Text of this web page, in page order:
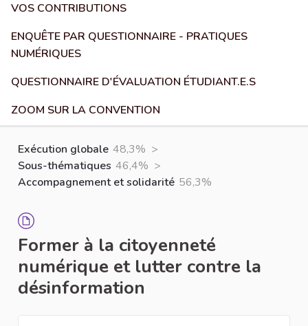
VOS CONTRIBUTIONS
ENQUÊTE PAR QUESTIONNAIRE - PRATIQUES
NUMÉRIQUES
QUESTIONNAIRE D'ÉVALUATION ÉTUDIANT.E.S
ZOOM SUR LA CONVENTION
Exécution globale 48,3% >
Sous-thématiques 46,4% >
Accompagnement et solidarité 56,3%
Former à la citoyenneté
numérique et lutter contre la
désinformation